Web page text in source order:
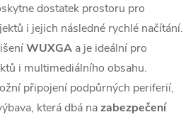
dostatek prostoru pro
i jejich následné rychlé načítání.
WUXGA a je ideální pro
i multimediálního obsahu.
připojení podpůrných periferií,
která dbá nazabezpečení